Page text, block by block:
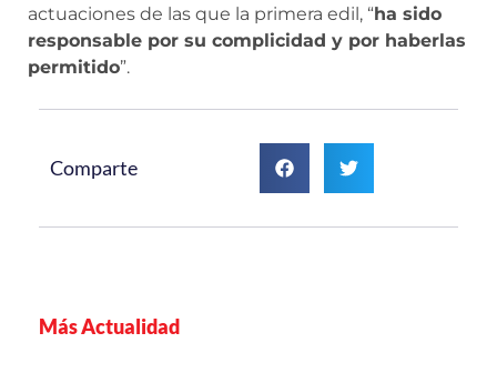
actuaciones de las que la primera edil, “ ha sido
responsable por su complicidad y por haberlas
permitido”.
Comparte
Más Actualidad